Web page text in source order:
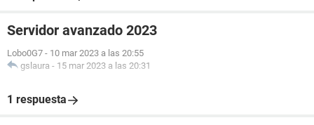
Servidor avanzado 2023
Lobo0G7 - 10 mar 2023 a las 20:55
gslaura - 15 mar 2023 a las 20:31
1 respuesta